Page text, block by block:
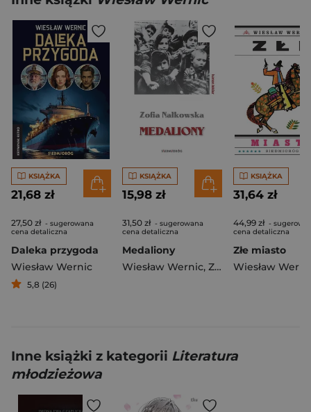
KSIĄŻKA
21,68 zł
27,50 zł - sugerowana
cena detaliczna
Daleka przygoda
Wiesław Wernic
5,8 (26)
KSIĄŻKA
15,98 zł
31,50 zł - sugerowana
cena detaliczna
Medaliony
Wiesław Wernic, Zofia Nałkowska
KSIĄŻKA
31,64 zł
44,99 zł -
cena detaliczna
Złe miasto
Wiesław
Inne książki z kategorii Literatura
młodzieżowa